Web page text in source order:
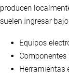
producen
suelen ingresar
Equipos
Herramientas